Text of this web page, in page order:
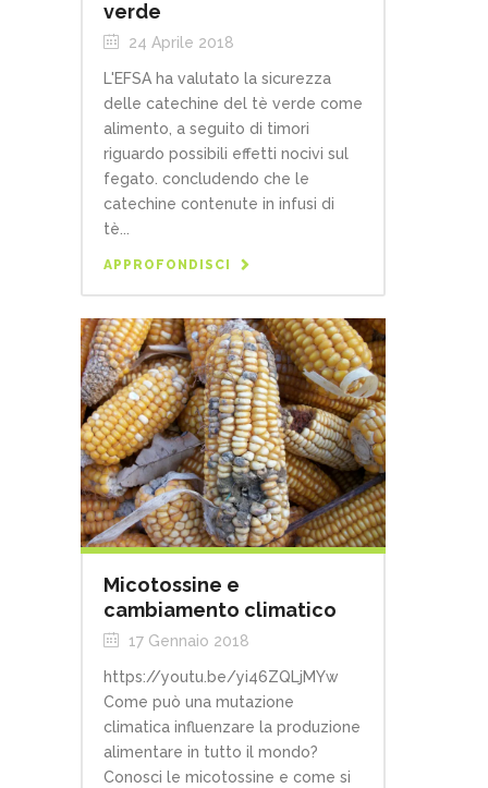
verde
24 Aprile 2018
L'EFSA ha valutato la sicurezza
delle catechine del tè verde come
alimento, a seguito di timori
riguardo possibili effetti nocivi sul
fegato. concludendo che le
catechine contenute in infusi di
tè...
APPROFONDISCI
Micotossine e
cambiamento climatico
17 Gennaio 2018
https://youtu.be/yi46ZQLjMYw
Come può una mutazione
climatica influenzare la produzione
alimentare in tutto il mondo?
Conosci le micotossine e come si